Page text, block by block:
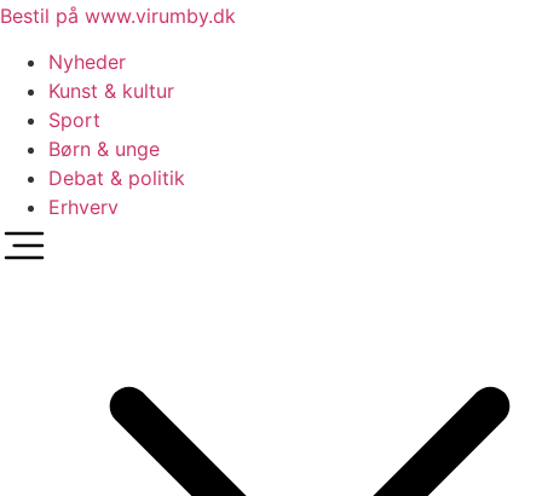
Bestil på www.virumby.dk
Nyheder
Kunst & kultur
Sport
Børn & unge
Debat & politik
Erhverv